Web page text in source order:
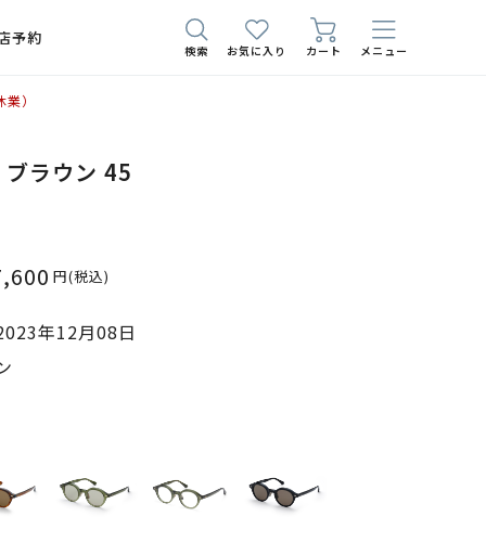
予約
検索 お気に入り カート メニュー
）
ラウン 45
円(税込)
年12月08日